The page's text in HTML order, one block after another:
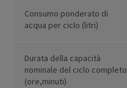
Consumo ponderato di
acqua per ciclo (litri)
Durata della capacità
nominale del ciclo completo
(ore,minuti)